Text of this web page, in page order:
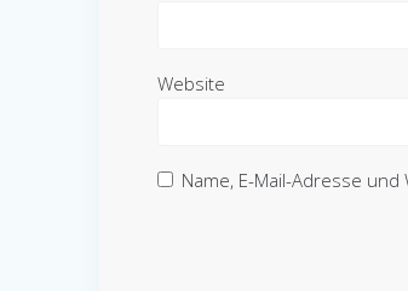
Website
Name, E-Mail-Adresse